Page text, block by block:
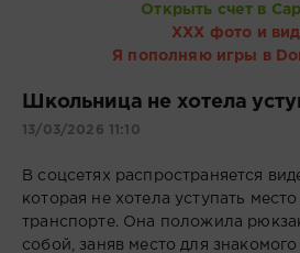
Открыть счет в
ХХХ фото и
Я пополняю игры в
Школьница не хотела
13/03/2026 11:10
В соцсетях распространяется
которая не хотела уступать
транспорте. Она положила
собой, заняв место для